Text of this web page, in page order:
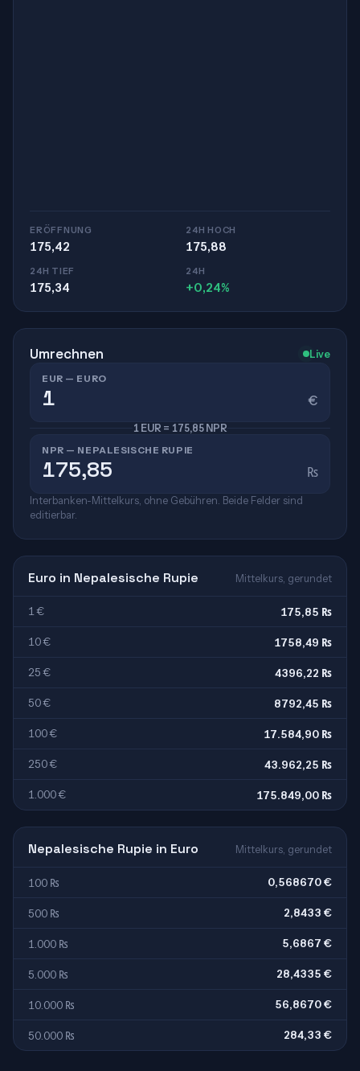
ERÖFFNUNG
175,42
24H HOCH
175,88
24H TIEF
175,34
24H
+0,24%
Umrechnen Live
EUR — EURO
€
1 EUR = 175,85 NPR
NPR — NEPALESISCHE RUPIE
₨
Interbanken-Mittelkurs, ohne Gebühren. Beide Felder sind
editierbar.
Euro in Nepalesische Rupie Mittelkurs, gerundet
1 € 175,85 ₨
10 € 1758,49 ₨
25 € 4396,22 ₨
50 € 8792,45 ₨
100 € 17.584,90 ₨
250 € 43.962,25 ₨
1.000 € 175.849,00 ₨
Nepalesische Rupie in Euro Mittelkurs, gerundet
100 ₨ 0,568670 €
500 ₨ 2,8433 €
1.000 ₨ 5,6867 €
5.000 ₨ 28,4335 €
10.000 ₨ 56,8670 €
50.000 ₨ 284,33 €